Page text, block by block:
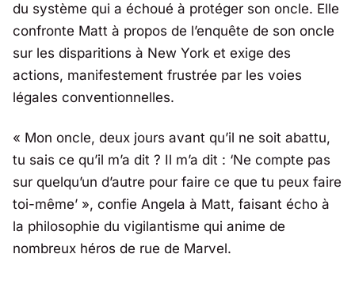
du système qui a échoué à protéger son oncle. Elle
confronte Matt à propos de l’enquête de son oncle
sur les disparitions à New York et exige des
actions, manifestement frustrée par les voies
légales conventionnelles.
« Mon oncle, deux jours avant qu’il ne soit abattu,
tu sais ce qu’il m’a dit ? Il m’a dit : ‘Ne compte pas
sur quelqu’un d’autre pour faire ce que tu peux faire
toi-même’ », confie Angela à Matt, faisant écho à
la philosophie du vigilantisme qui anime de
nombreux héros de rue de Marvel.